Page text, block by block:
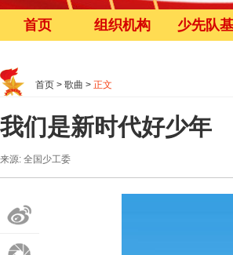
首页 组织机构 少先队
首页 > 歌曲 > 正文
我们是新时代好少年
来源: 全国少工委